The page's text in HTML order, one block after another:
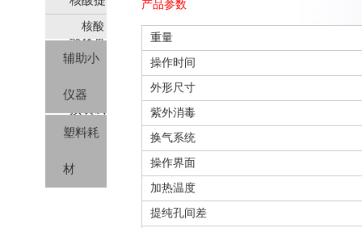
取设备
核酸
提取
预装
辅助小
仪器
塑料耗
材
产品参数
重量
操作时间
外形尺寸
紫外消毒
换气系统
操作界面
加热温度
提纯孔间差